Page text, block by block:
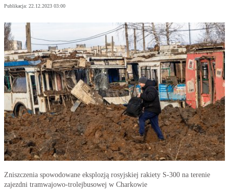
Publikacja: 22.12.2023 03:00
Zniszczenia spowodowane eksplozją rosyjskiej rakiety S-300 na terenie
zajezdni tramwajowo-trolejbusowej w Charkowie